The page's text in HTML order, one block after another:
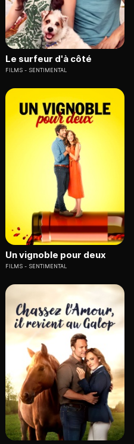
Le surfeur d'à côté
FILMS SENTIMENTAL
Un vignoble pour deux
FILMS SENTIMENTAL